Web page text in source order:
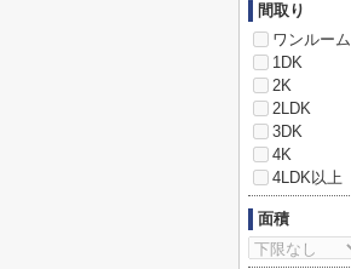
間取り
ワンルーム
1DK
2K
2LDK
3DK
4K
4LDK以上
面積